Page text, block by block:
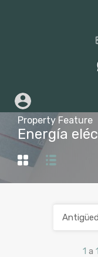
Property Feature
Energía
1 a